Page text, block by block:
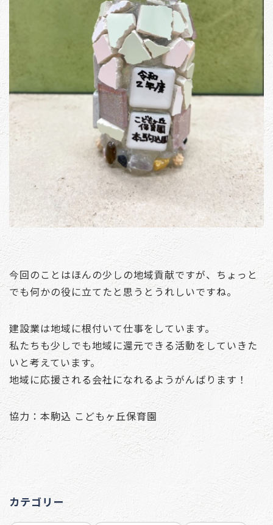
今回のことはほんの少しの地域貢献ですが、ちょっと
でも何かの役に立てたと思うとうれしいですね。
建設業は地域に根付いて仕事をしています。
私たちも少しでも地域に還元できる活動をしていきた
いと考えています。
地域に応援される会社になれるようがんばります！
協力：本駒込 こどもヶ丘保育園
カテゴリー